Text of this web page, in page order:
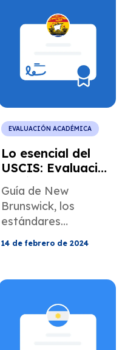
oportunidades
profesionales en EE.
EVALUACIÓN ACADÉMICA
Lo esencial del
USCIS: Evaluación
de títulos de New
Brunswick,
Canadá
Guía de New
Brunswick, los
estándares
procesos de
presentaciones del
USCIS, que destaca
14 de febrero de 2024